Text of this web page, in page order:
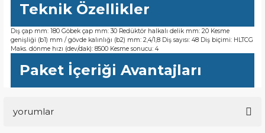
Teknik Özellikler
Dış çap mm: 180 Göbek çap mm: 30 Redüktör halkalı delik mm: 20 Kesme
genişliği (b1) mm / gövde kalınlığı (b2) mm: 2,4/1,8 Diş sayısı: 48 Diş biçimi: HLTCG
Maks. dönme hızı (dev/dak): 8500 Kesme sonucu: 4
Paket İçeriği Avantajları
yorumlar